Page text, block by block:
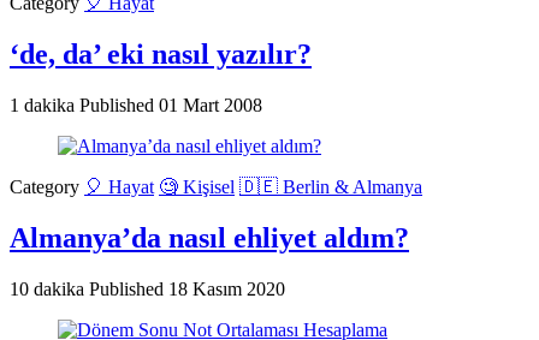
‘de, da’ eki nasıl yazılır?
1 dakika Published 01 Mart 2008
Category 🎈 Hayat 🧐 Kişisel 🇩🇪 Berlin & Almanya
Almanya’da nasıl ehliyet aldım?
10 dakika Published 18 Kasım 2020